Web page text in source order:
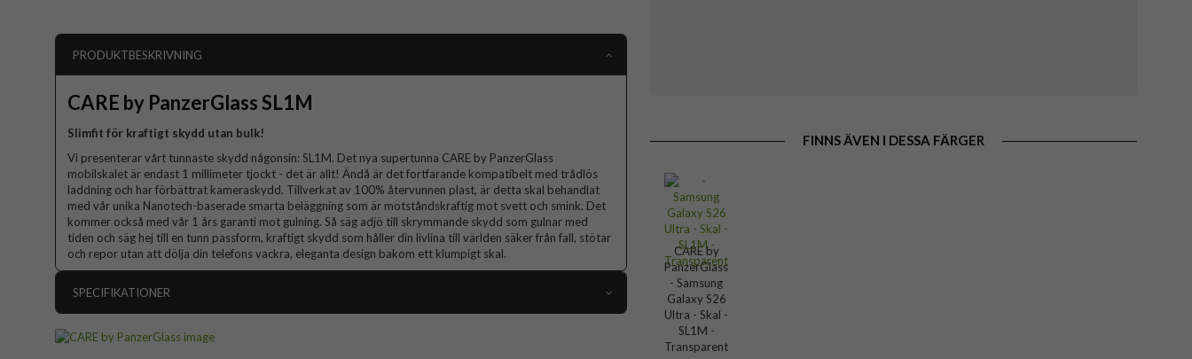
FINNS ÄVEN I DESSA FÄRGER
CARE by
PanzerGlass
- Samsung
Galaxy S26
Ultra - Skal -
SL1M -
Transparent
PRODUKTBESKRIVNING
CARE by PanzerGlass SL1M
Slimfit för kraftigt skydd utan bulk!
Vi presenterar vårt tunnaste skydd någonsin: SL1M. Det nya supertunna CARE by PanzerGlass
mobilskalet är endast 1 millimeter tjockt - det är allt! Ändå är det fortfarande kompatibelt med trådlös
laddning och har förbättrat kameraskydd. Tillverkat av 100% återvunnen plast, är detta skal behandlat
med vår unika Nanotech-baserade smarta beläggning som är motståndskraftig mot svett och smink. Det
kommer också med vår 1 års garanti mot gulning. Så säg adjö till skrymmande skydd som gulnar med
tiden och säg hej till en tunn passform, kraftigt skydd som håller din livlina till världen säker från fall, stötar
och repor utan att dölja din telefons vackra, eleganta design bakom ett klumpigt skal.
SPECIFIKATIONER